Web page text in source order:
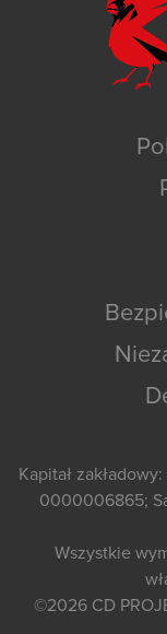
Kapitał
0000006865;
Wszystkie
©2026 CD